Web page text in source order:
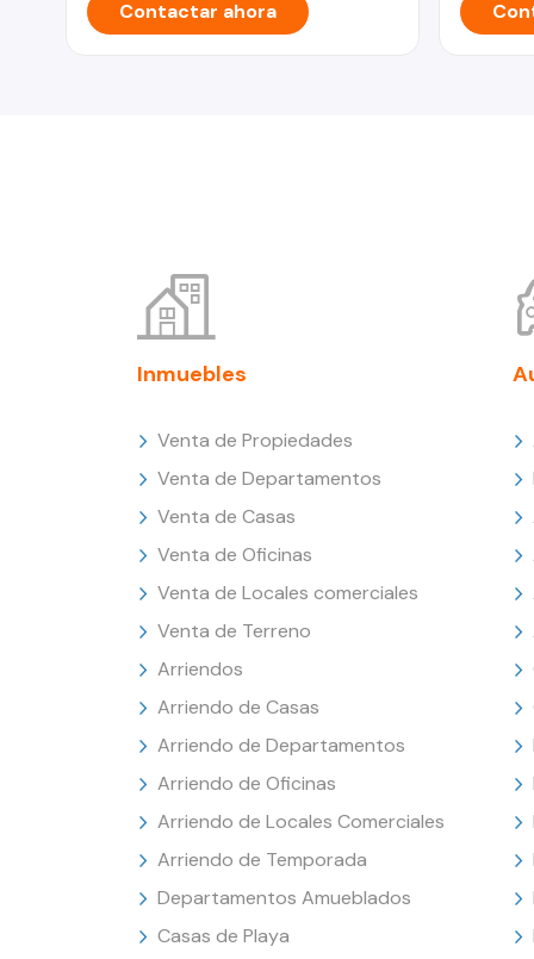
Contactar ahora
Inmuebles
Venta de Propiedades
Venta de Departamentos
Venta de Casas
Venta de Oficinas
Venta de Locales comerciales
Venta de Terreno
Arriendos
Arriendo de Casas
Arriendo de Departamentos
Arriendo de Oficinas
Arriendo de Locales Comerciales
Arriendo de Temporada
Departamentos Amueblados
Casas de Playa